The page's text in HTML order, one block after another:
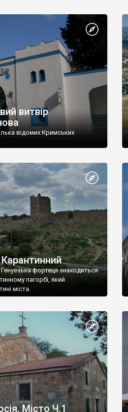
витвір
відомих Кримських
фортеця знаходиться
пагорбі, який
міста.
Місто Ч.1